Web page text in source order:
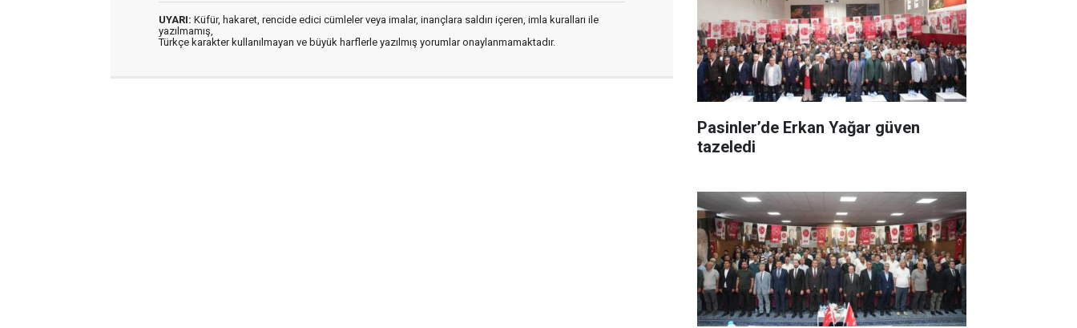
UYARI: Küfür, hakaret, rencide edici cümleler veya imalar, inançlara saldırı içeren, imla kuralları ile
yazılmamış,
Türkçe karakter kullanılmayan ve büyük harflerle yazılmış yorumlar onaylanmamaktadır.
Pasinler’de Erkan Yağar güven
tazeledi